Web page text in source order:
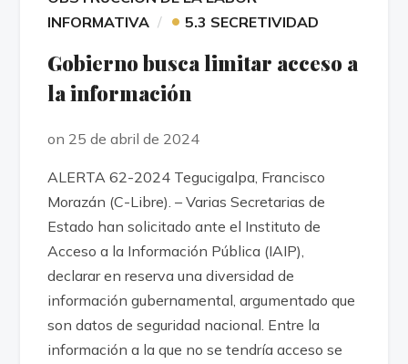
INFORMATIVA
• 5.3 SECRETIVIDAD
Gobierno busca limitar acceso a
la información
on 25 de abril de 2024
ALERTA 62-2024 Tegucigalpa, Francisco
Morazán (C-Libre). – Varias Secretarias de
Estado han solicitado ante el Instituto de
Acceso a la Información Pública (IAIP),
declarar en reserva una diversidad de
información gubernamental, argumentado que
son datos de seguridad nacional. Entre la
información a la que no se tendría acceso se